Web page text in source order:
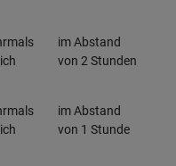
im Abstand
von 2 Stunden
im Abstand
von 1 Stunde